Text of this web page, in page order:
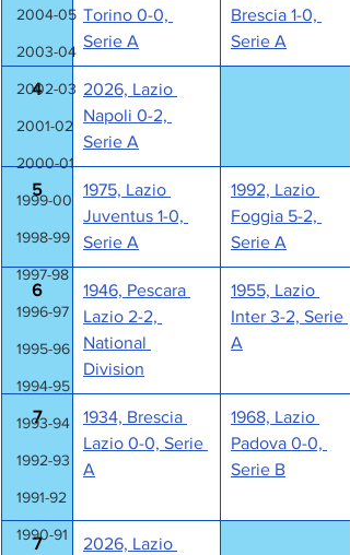
2004-05
2003-04
2002-03
2001-02
2000-01
1999-00
1998-99
1997-98
1996-97
1995-96
1994-95
1993-94
1992-93
1991-92
1990-91
Torino 0-0,
Serie A
Brescia 1-0,
Serie A
4
2026, Lazio
Napoli 0-2,
Serie A
5
1975, Lazio
Juventus 1-0,
Serie A
1992, Lazio
Foggia 5-2,
Serie A
6
1946, Pescara
Lazio 2-2,
National
Division
1955, Lazio
Inter 3-2, Serie
A
7
1934, Brescia
Lazio 0-0, Serie
A
1968, Lazio
Padova 0-0,
Serie B
7
2026, Lazio